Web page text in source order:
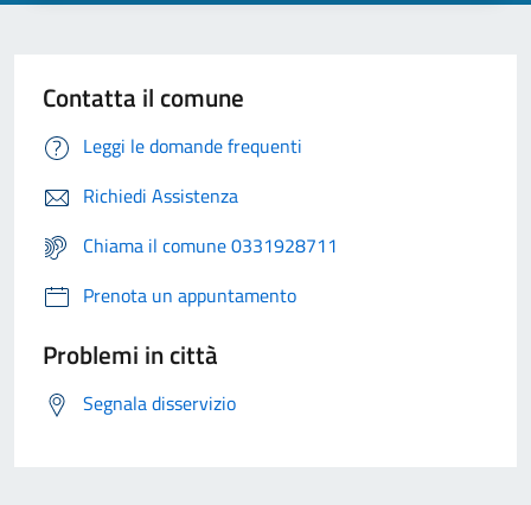
Contatta il comune
Leggi le domande frequenti
Richiedi Assistenza
Chiama il comune 0331928711
Prenota un appuntamento
Problemi in città
Segnala disservizio